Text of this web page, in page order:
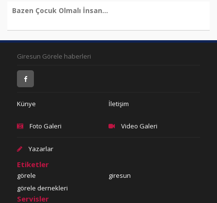
Bazen Çocuk Olmalı İnsan...
Giresun Görele haberleri
Künye İletişim
Foto Galeri Video Galeri
Yazarlar
Etiketler
görele
giresun
görele dernekleri
Servisler